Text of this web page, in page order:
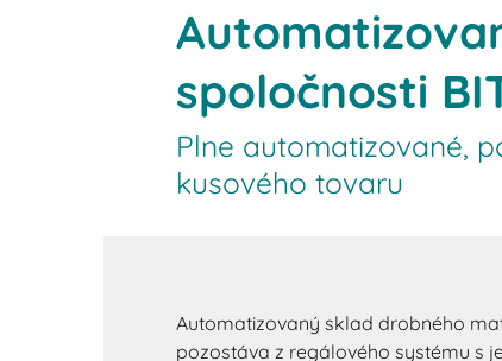
spoločnosti
Plne automatizované,
kusového tovaru
Automatizovaný sklad drobného
pozostáva z regálového systému s